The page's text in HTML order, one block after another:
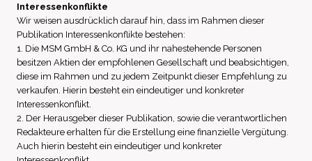
Interessenkonflikte
Wir weisen ausdrücklich darauf hin, dass im Rahmen dieser
Publikation Interessenkonflikte bestehen:
1. Die MSM GmbH & Co. KG und ihr nahestehende Personen
besitzen Aktien der empfohlenen Gesellschaft und beabsichtigen,
diese im Rahmen und zu jedem Zeitpunkt dieser Empfehlung zu
verkaufen. Hierin besteht ein eindeutiger und konkreter
Interessenkonflikt.
2. Der Herausgeber dieser Publikation, sowie die verantwortlichen
Redakteure erhalten für die Erstellung eine finanzielle Vergütung.
Auch hierin besteht ein eindeutiger und konkreter